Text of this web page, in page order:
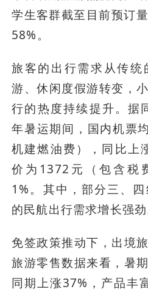
学生客群截至目前预订
58%。
旅客的出行需求从传统
游、休闲度假游转变，
行的热度持续提升。据
年暑运期间，国内机票
机建燃油费），同比上
价为1372元（包含税
1%。其中，部分三、
的民航出行需求增长强劲
免签政策推动下，出境
旅游零售数据来看，暑
同期上涨37%，产品丰